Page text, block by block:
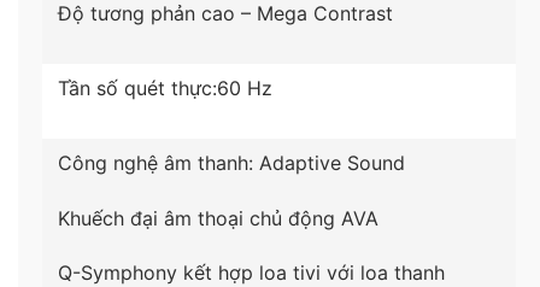
*Hình ảnh chỉ mang tính chất minh họa sản phẩm​
Độ tương phản cao – Mega Contrast
Tần số quét thực:60 Hz
Công nghệ âm thanh: Adaptive Sound
Khuếch đại âm thoại chủ động AVA
Q-Symphony kết hợp loa tivi với loa thanh